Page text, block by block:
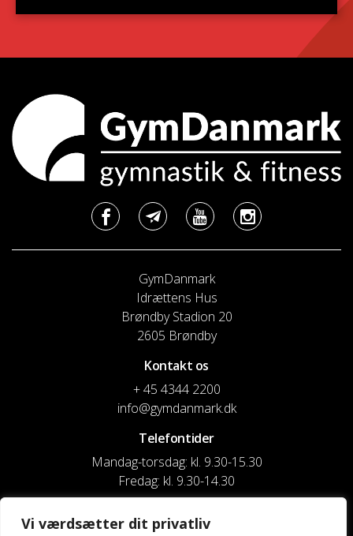
Vi værdsætter dit privatliv
GymDanmark
Idrættens Hus
Brøndby Stadion 20
2605 Brøndby
Kontakt os
+ 45 4344 2200
info@gymdanmark.dk
Telefontider
Mandag-torsdag: kl. 9.30-15.30
Fredag: kl. 9.30-14.30
CVR nr. 20916818